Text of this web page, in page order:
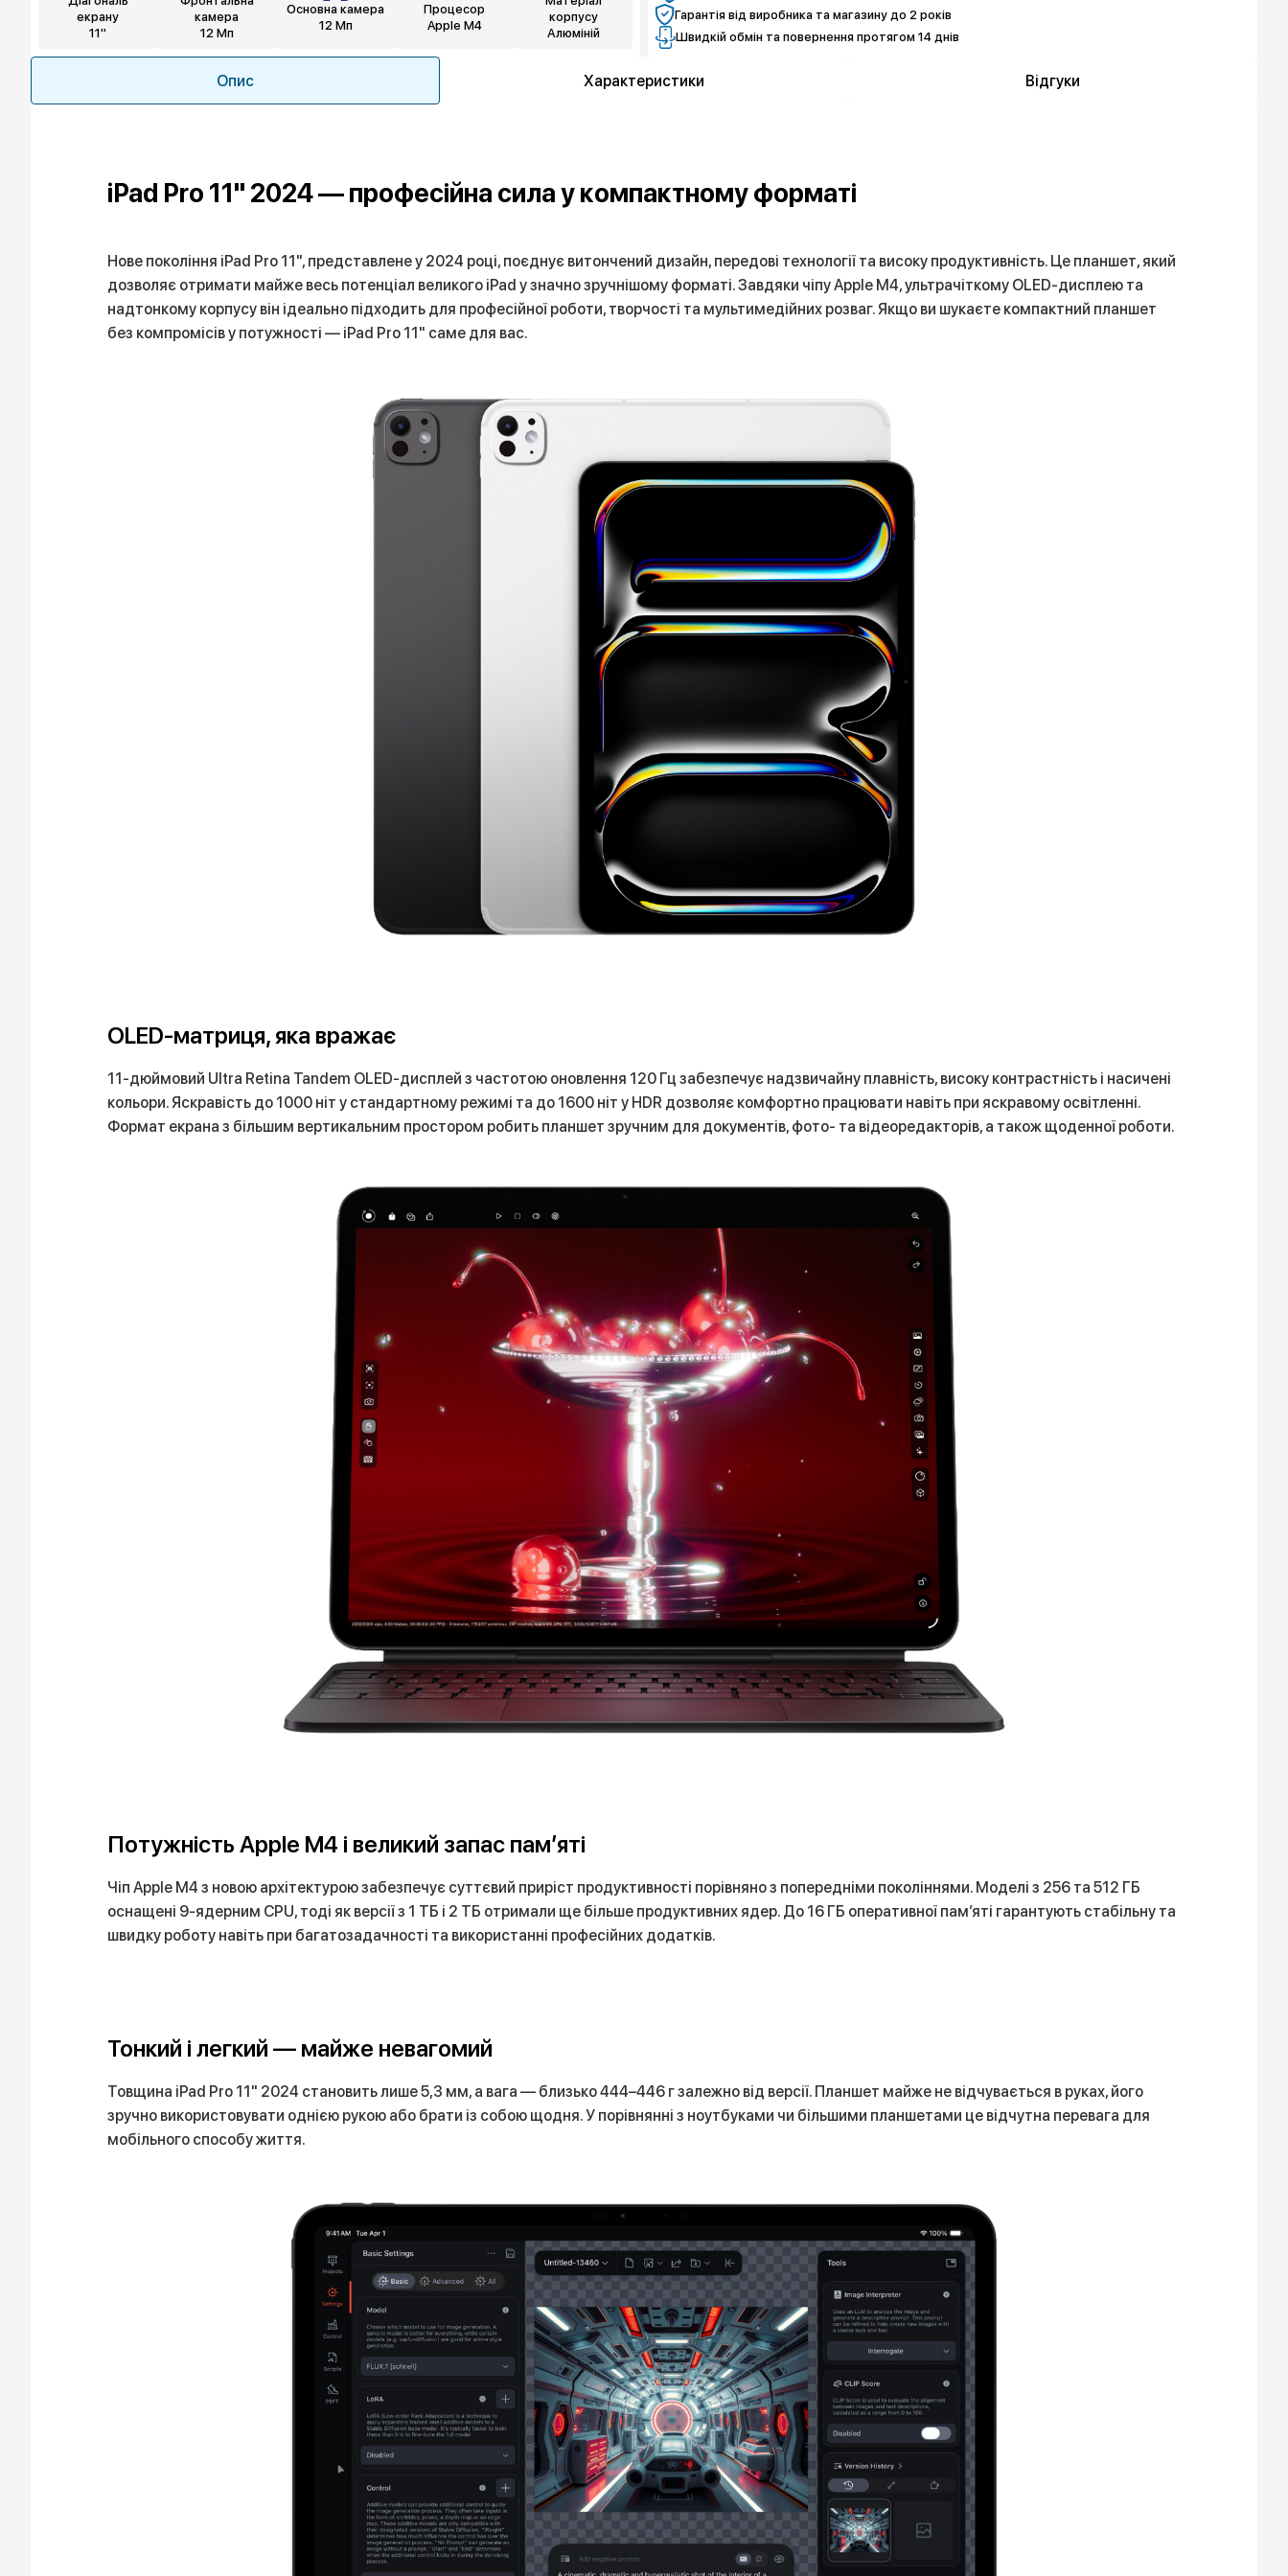
екрану
11"
камера
12 Мп
Основна камера
12 Мп
Процесор
Apple M4
корпусу
Алюміній
Гарантія від виробника та магазину до 2 років
Швидкій обмін та повернення протягом 14 днів
Опис Характеристики Відгуки
iPad Pro 11" 2024 — професійна сила у компактному форматі
Нове покоління iPad Pro 11", представлене у 2024 році, поєднує витончений дизайн, передові технології та високу продуктивність. Це планшет, який
дозволяє отримати майже весь потенціал великого iPad у значно зручнішому форматі. Завдяки чіпу Apple M4, ультрачіткому OLED-дисплею та
надтонкому корпусу він ідеально підходить для професійної роботи, творчості та мультимедійних розваг. Якщо ви шукаєте компактний планшет
без компромісів у потужності — iPad Pro 11" саме для вас.
OLED-матриця, яка вражає
11-дюймовий Ultra Retina Tandem OLED-дисплей з частотою оновлення 120 Гц забезпечує надзвичайну плавність, високу контрастність і насичені
кольори. Яскравість до 1000 ніт у стандартному режимі та до 1600 ніт у HDR дозволяє комфортно працювати навіть при яскравому освітленні.
Формат екрана з більшим вертикальним простором робить планшет зручним для документів, фото- та відеоредакторів, а також щоденної роботи.
Потужність Apple M4 і великий запас памʼяті
Чіп Apple M4 з новою архітектурою забезпечує суттєвий приріст продуктивності порівняно з попередніми поколіннями. Моделі з 256 та 512 ГБ
оснащені 9-ядерним CPU, тоді як версії з 1 ТБ і 2 ТБ отримали ще більше продуктивних ядер. До 16 ГБ оперативної пам’яті гарантують стабільну та
швидку роботу навіть при багатозадачності та використанні професійних додатків.
Тонкий і легкий — майже невагомий
Товщина iPad Pro 11" 2024 становить лише 5,3 мм, а вага — близько 444–446 г залежно від версії. Планшет майже не відчувається в руках, його
зручно використовувати однією рукою або брати із собою щодня. У порівнянні з ноутбуками чи більшими планшетами це відчутна перевага для
мобільного способу життя.